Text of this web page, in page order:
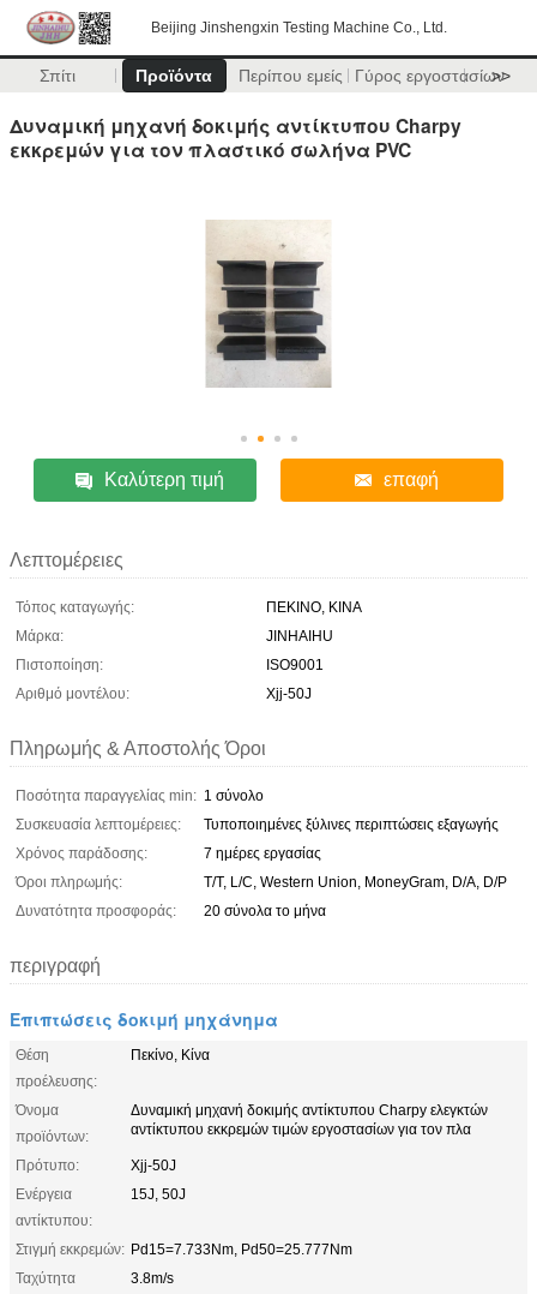
Beijing Jinshengxin Testing Machine Co., Ltd.
Σπίτι Προϊόντα Περίπου εμείς Γύρος εργοστασίων
>>
Δυναμική μηχανή δοκιμής αντίκτυπου Charpy
εκκρεμών για τον πλαστικό σωλήνα PVC
Καλύτερη τιμή επαφή
Λεπτομέρειες
Τόπος καταγωγής:
ΠΕΚΙΝΟ, ΚΙΝΑ
Μάρκα:
JINHAIHU
Πιστοποίηση:
ISO9001
Αριθμό μοντέλου:
Xjj-50J
Πληρωμής & Αποστολής Όροι
Ποσότητα παραγγελίας min: 1 σύνολο
Συσκευασία λεπτομέρειες:
Τυποποιημένες ξύλινες περιπτώσεις εξαγωγής
Χρόνος παράδοσης:
7 ημέρες εργασίας
Όροι πληρωμής:
T/T, L/C, Western Union, MoneyGram, D/A, D/P
Δυνατότητα προσφοράς:
20 σύνολα το μήνα
περιγραφή
Επιπτώσεις δοκιμή μηχάνημα
Θέση
προέλευσης:
Πεκίνο, Κίνα
Όνομα
προϊόντων:
Δυναμική μηχανή δοκιμής αντίκτυπου Charpy ελεγκτών
αντίκτυπου εκκρεμών τιμών εργοστασίων για τον πλα
Πρότυπο:
Xjj-50J
Ενέργεια
αντίκτυπου:
15J, 50J
Στιγμή εκκρεμών: Pd15=7.733Nm, Pd50=25.777Nm
Ταχύτητα
3.8m/s